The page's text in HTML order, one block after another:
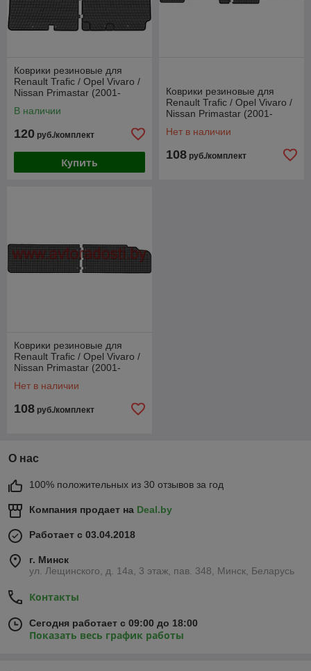
Коврики резиновые для
Renault Trafic / Opel Vivaro /
Nissan Primastar (2001-
В наличии
120 руб./комплект
Купить
Коврики резиновые для
Renault Trafic / Opel Vivaro /
Nissan Primastar (2001-
Нет в наличии
108 руб./комплект
Коврики резиновые для
Renault Trafic / Opel Vivaro /
Nissan Primastar (2001-
Нет в наличии
108 руб./комплект
О нас
100% положительных из 30 отзывов за год
Компания продает на Deal.by
Работает с 03.04.2018
г. Минск
ул. Лещинского, д. 14а, 3 этаж, пав. 348, Минск, Беларусь
Контакты
Сегодня работает с 09:00 до 18:00
Показать весь график работы